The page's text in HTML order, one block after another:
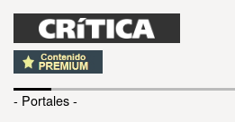
- Portales -